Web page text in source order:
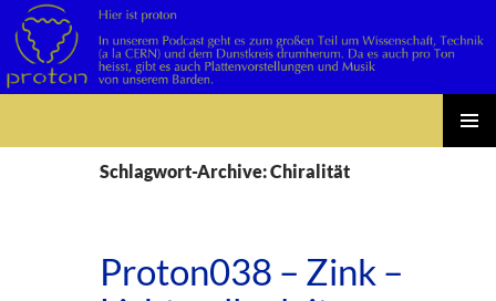
Schlagwort-Archive: Chiralität
Proton038 – Zink –